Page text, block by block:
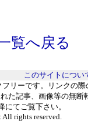
覧へ戻る
このサイトについ
フリーです。リンクの
た記事、画像等の無断
にてご覧下さい。
rights reserved.